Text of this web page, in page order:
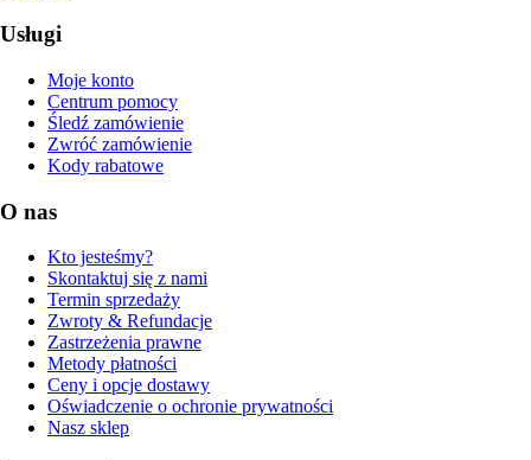
Usługi
Moje konto
Centrum pomocy
Śledź zamówienie
Zwróć zamówienie
Kody rabatowe
O nas
Kto jesteśmy?
Skontaktuj się z nami
Termin sprzedaży
Zwroty & Refundacje
Zastrzeżenia prawne
Metody płatności
Ceny i opcje dostawy
Oświadczenie o ochronie prywatności
Nasz sklep